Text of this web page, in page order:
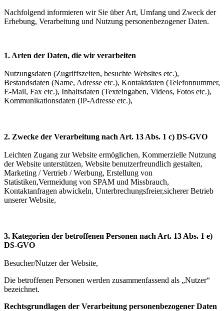
Nachfolgend informieren wir Sie über Art, Umfang und Zweck der
Erhebung, Verarbeitung und Nutzung personenbezogener Daten.
1. Arten der Daten, die wir verarbeiten
Nutzungsdaten (Zugriffszeiten, besuchte Websites etc.),
Bestandsdaten (Name, Adresse etc.), Kontaktdaten (Telefonnummer,
E-Mail, Fax etc.), Inhaltsdaten (Texteingaben, Videos, Fotos etc.),
Kommunikationsdaten (IP-Adresse etc.),
2. Zwecke der Verarbeitung nach Art. 13 Abs. 1 c) DS-GVO
Leichten Zugang zur Website ermöglichen, Kommerzielle Nutzung
der Website unterstützen, Website benutzerfreundlich gestalten,
Marketing / Vertrieb / Werbung, Erstellung von
Statistiken,Vermeidung von SPAM und Missbrauch,
Kontaktanfragen abwickeln, Unterbrechungsfreier,sicherer Betrieb
unserer Website,
3. Kategorien der betroffenen Personen nach Art. 13 Abs. 1 e)
DS-GVO
Besucher/Nutzer der Website,
Die betroffenen Personen werden zusammenfassend als „Nutzer“
bezeichnet.
Rechtsgrundlagen der Verarbeitung personenbezogener Daten